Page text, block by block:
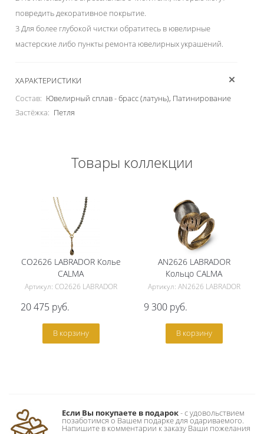
повредить декоративное покрытие.
3 Для более глубокой чистки обратитесь в ювелирные
мастерские либо пункты ремонта ювелирных украшений.
ХАРАКТЕРИСТИКИ
Состав: Ювелирный сплав - брасс (латунь), Патинирование
Застёжка: Петля
Товары коллекции
CO2626 LABRADOR Колье
CALMA
Артикул: CO2626 LABRADOR
20 475 руб.
В корзину
AN2626 LABRADOR
Кольцо CALMA
Артикул: AN2626 LABRADOR
9 300 руб.
В корзину
Если Вы покупаете в подарок- c удовольствием
позаботимся о Вашем подарке для одариваемого.
Напишите в комментарии к заказу Ваши пожелания